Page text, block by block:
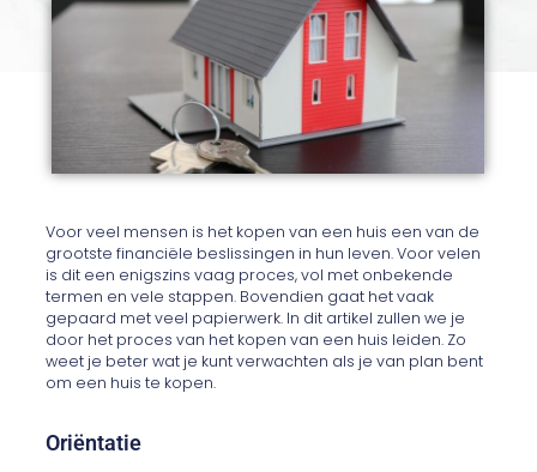
Voor veel mensen is het kopen van een huis een van de
grootste financiële beslissingen in hun leven. Voor velen
is dit een enigszins vaag proces, vol met onbekende
termen en vele stappen. Bovendien gaat het vaak
gepaard met veel papierwerk. In dit artikel zullen we je
door het proces van het kopen van een huis leiden. Zo
weet je beter wat je kunt verwachten als je van plan bent
om een huis te kopen.
Oriëntatie